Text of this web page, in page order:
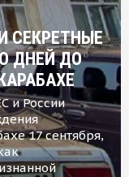
СЕКРЕТНЫЕ
ДНЕЙ ДО
и России
17 сентября,